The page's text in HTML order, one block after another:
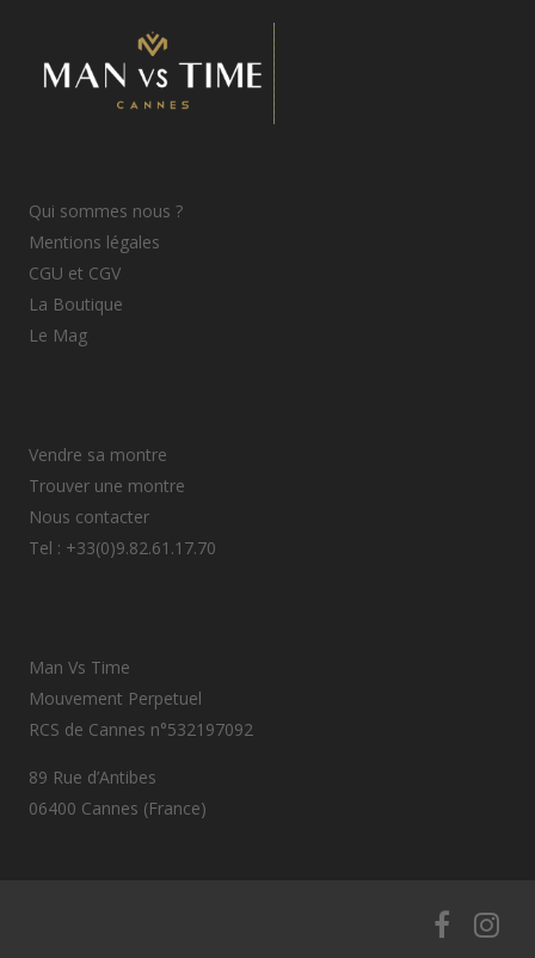
Qui sommes nous ?
Mentions légales
CGU et CGV
La Boutique
Le Mag
Vendre sa montre
Trouver une montre
Nous contacter
Tel : +33(0)9.82.61.17.70
Man Vs Time
Mouvement Perpetuel
RCS de Cannes n°532197092
89 Rue d’Antibes
06400 Cannes (France)